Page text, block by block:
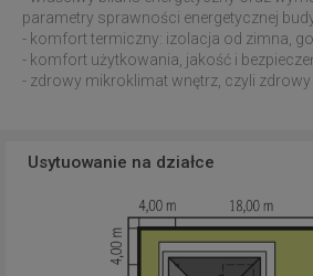
parametry sprawności energetycznej
- komfort termiczny: izolacja od zimna,
- komfort użytkowania, jakość i
- zdrowy mikroklimat wnętrz, czyli
Usytuowanie na działce